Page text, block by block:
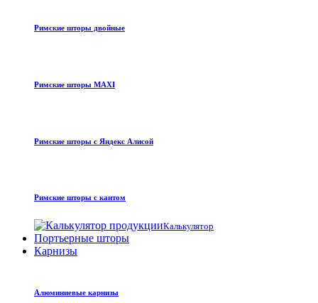
Римские шторы двойные
Римские шторы MAXI
Римские шторы с Яндекс Алисой
Римские шторы с кантом
Калькулятор
Портьерные шторы
Карнизы
Алюминиевые карнизы